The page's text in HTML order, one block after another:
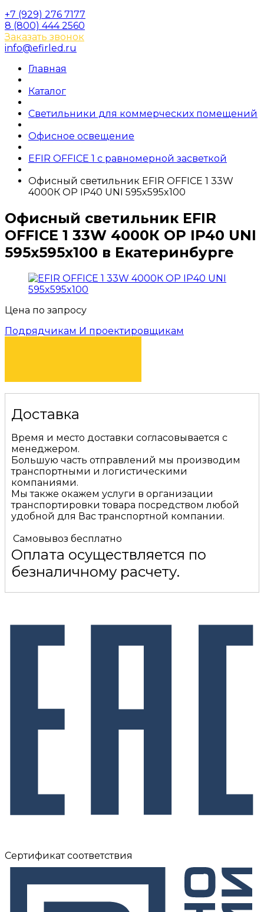
+7 (929) 276 7177
8 (800) 444 2560
Заказать звонок
info@efirled.ru
Главная
Каталог
Светильники для коммерческих помещений
Офисное освещение
EFIR OFFICE 1 c равномерной засветкой
Офисный светильник EFIR OFFICE 1 33W
4000К OP IP40 UNI 595x595x100
Офисный светильник EFIR
OFFICE 1 33W 4000К OP IP40 UNI
595x595x100 в Екатеринбурге
Цена по запросу
Подрядчикам И проектировщикам
Доставка
Время и место доставки согласовывается с
менеджером.
Большую часть отправлений мы производим
транспортными и логистическими
компаниями.
Мы также окажем услуги в организации
транспортировки товара посредством любой
удобной для Вас транспортной компании.
Самовывоз бесплатно
Оплата осуществляется по
безналичному расчету.
Сертификат соответствия